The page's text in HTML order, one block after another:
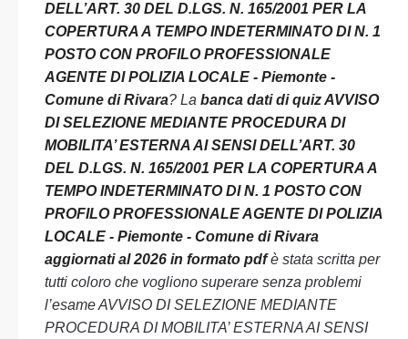
DELL’ART. 30 DEL D.LGS. N. 165/2001 PER LA
COPERTURA A TEMPO INDETERMINATO DI N. 1
POSTO CON PROFILO PROFESSIONALE
AGENTE DI POLIZIA LOCALE - Piemonte -
Comune di Rivara? La banca dati di quiz AVVISO
DI SELEZIONE MEDIANTE PROCEDURA DI
MOBILITA’ ESTERNA AI SENSI DELL’ART. 30
DEL D.LGS. N. 165/2001 PER LA COPERTURA A
TEMPO INDETERMINATO DI N. 1 POSTO CON
PROFILO PROFESSIONALE AGENTE DI POLIZIA
LOCALE - Piemonte - Comune di Rivara
aggiornati al 2026 in formato pdfè stata scritta per
tutti coloro che vogliono superare senza problemi
l’esame AVVISO DI SELEZIONE MEDIANTE
PROCEDURA DI MOBILITA’ ESTERNA AI SENSI